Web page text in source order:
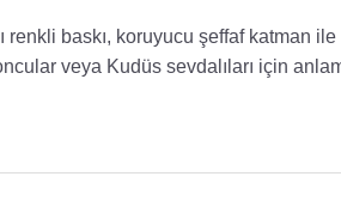
baskı, koruyucu şeffaf katman
veya Kudüs sevdalıları için